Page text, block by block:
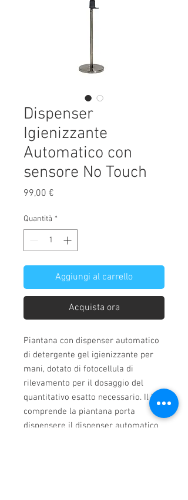
Dispenser
Igienizzante
Automatico con
sensore No Touch
99,00 €
Quantità *
Aggiungi al carrello
Acquista ora
Piantana con dispenser automatico
di detergente gel igienizzante per
mani, dotato di fotocellula di
rilevamento per il dosaggio del
quantitativo esatto necessario. Il Kit
comprende la piantana porta
dispensere il dispenser automatico